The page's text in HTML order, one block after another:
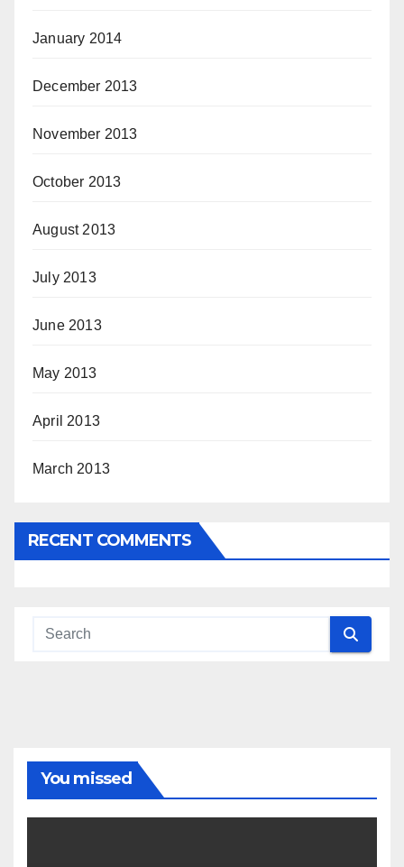
January 2014
December 2013
November 2013
October 2013
August 2013
July 2013
June 2013
May 2013
April 2013
March 2013
RECENT COMMENTS
You missed